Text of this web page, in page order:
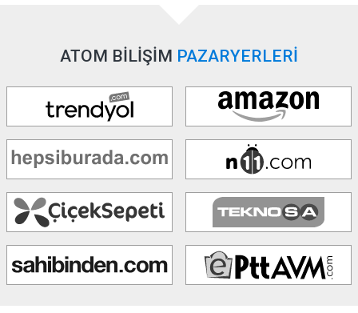
ATOM BİLİŞİM PAZARYERLERİ